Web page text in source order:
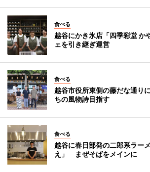
食べる
越谷にかき氷店「四季彩堂
ェを引き継ぎ運営
食べる
越谷市役所東側の藤だな通り
ちの風物詩目指す
食べる
越谷に春日部発の二郎系ラー
え」 まぜそばをメインに